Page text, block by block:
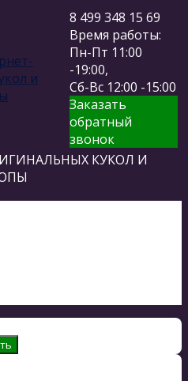
8 499 348 15 69
Время работы:
Пн-Пт 11:00
-19:00,
Сб-Вс 12:00 -15:00
Заказать
обратный
звонок
КУКОЛ И